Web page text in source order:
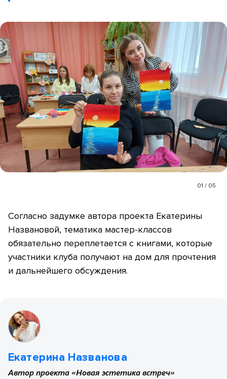
01 / 05
Согласно задумке автора проекта Екатерины
Названовой, тематика мастер-классов
обязательно переплетается с книгами, которые
участники клуба получают на дом для прочтения
и дальнейшего обсуждения.
Екатерина Названова
Автор проекта «Новая эстетика встреч»